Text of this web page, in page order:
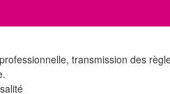
transmission des